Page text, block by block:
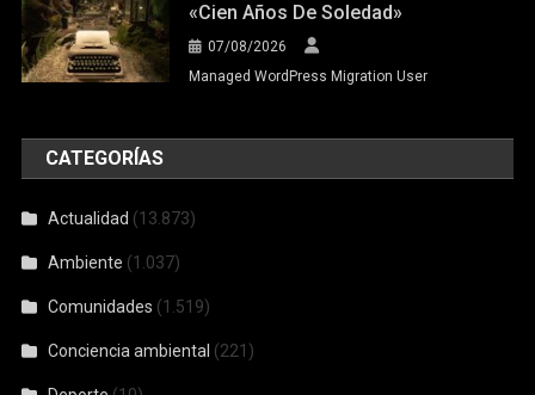
«Cien Años De Soledad»
07/08/2026
Managed WordPress Migration User
CATEGORÍAS
Actualidad (13.873)
Ambiente (1.037)
Comunidades (1.519)
Conciencia ambiental (221)